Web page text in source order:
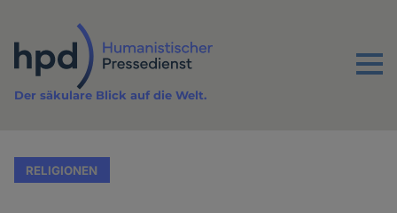
Inhalt
Menu
Der säkulare Blick auf die Welt.
RELIGIONEN